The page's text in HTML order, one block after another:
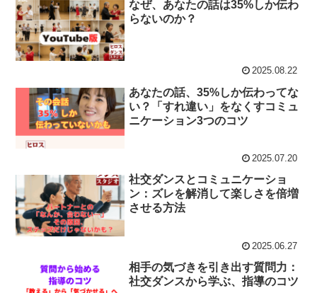
なぜ、あなたの話は35%しか伝わ
らないのか？
2025.08.22
あなたの話、35%しか伝わってな
い？「すれ違い」をなくすコミュ
ニケーション3つのコツ
2025.07.20
社交ダンスとコミュニケーショ
ン：ズレを解消して楽しさを倍増
させる方法
2025.06.27
相手の気づきを引き出す質問力：
社交ダンスから学ぶ、指導のコツ